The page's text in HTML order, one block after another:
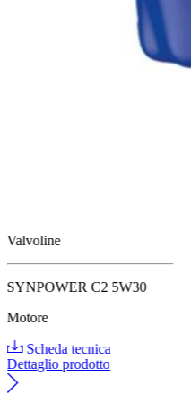
Valvoline
SYNPOWER C2 5W30
Motore
Scheda tecnica
Dettaglio prodotto